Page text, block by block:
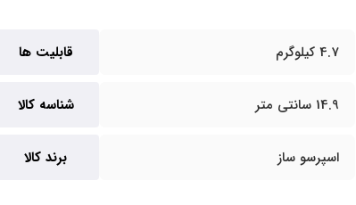
4.7 کیلوگرم قابلیت ها
14.9 سانتی متر شناسه کالا
اسپرسو ساز برند کالا